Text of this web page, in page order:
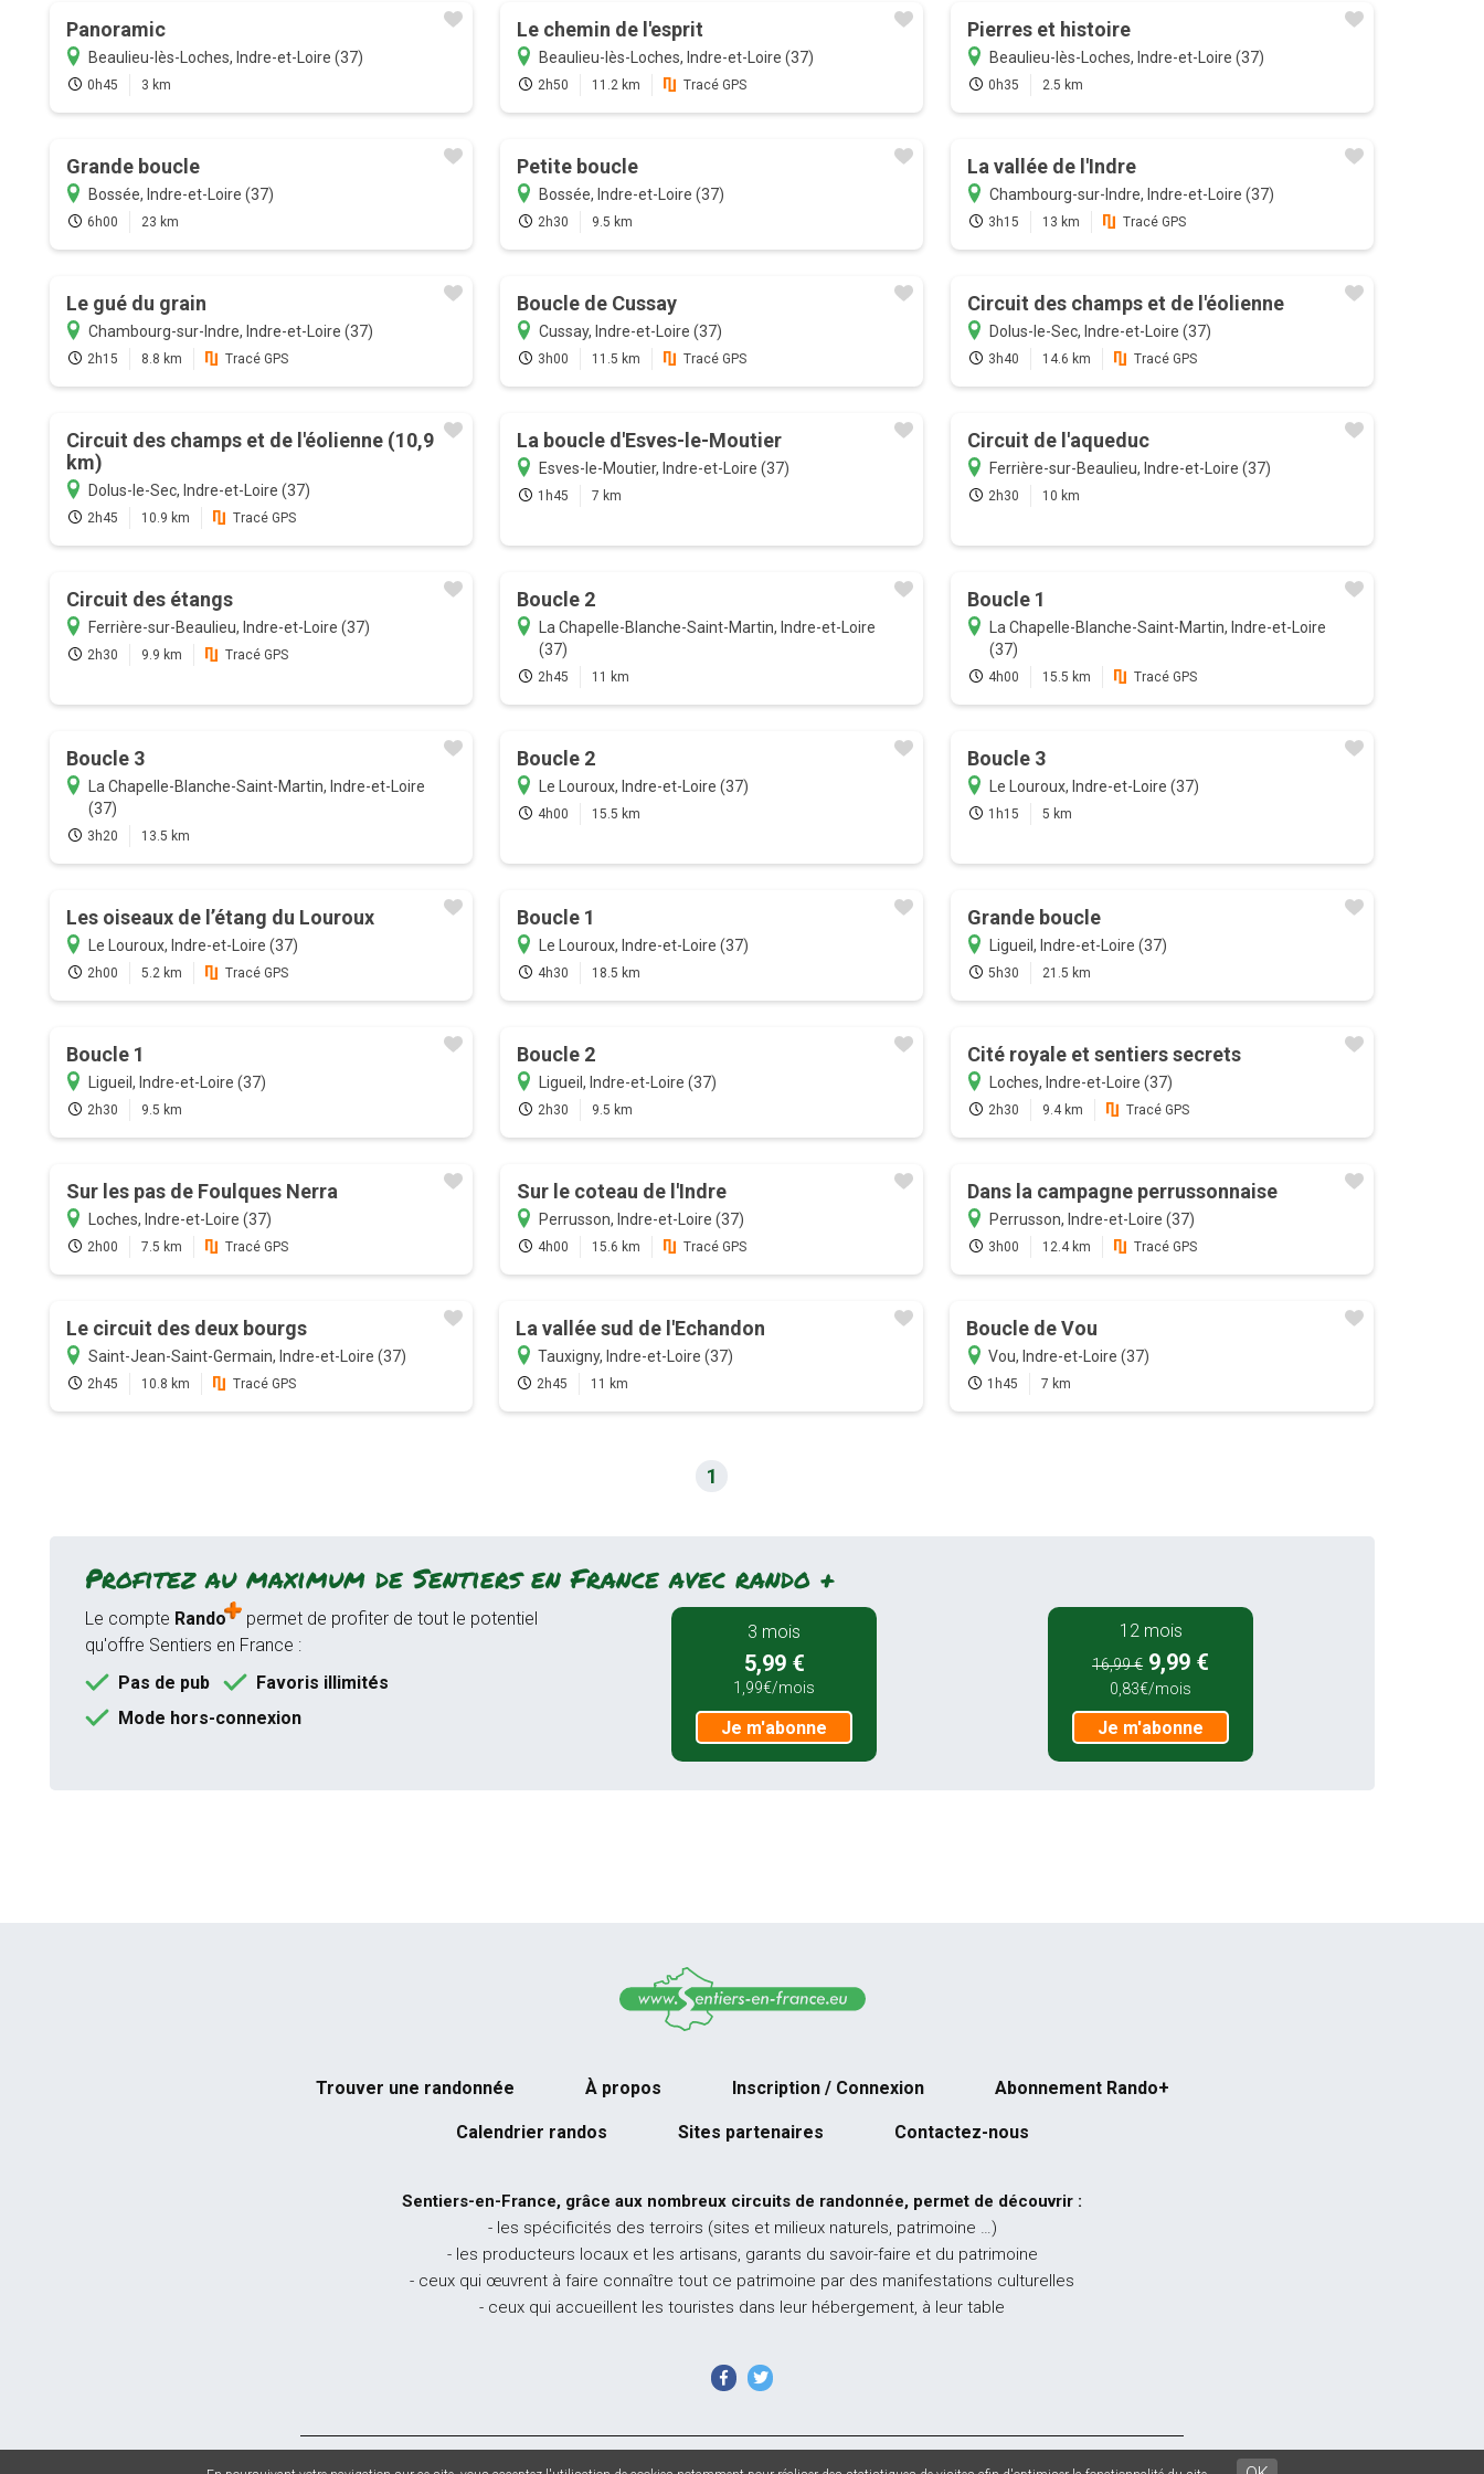
Panoramic
Beaulieu-lès-Loches, Indre-et-Loire (37)
0h45 3 km
Le chemin de l'esprit
Beaulieu-lès-Loches, Indre-et-Loire (37)
2h50 11.2 km Tracé GPS
Pierres et histoire
Beaulieu-lès-Loches, Indre-et-Loire (37)
0h35 2.5 km
Grande boucle
Bossée, Indre-et-Loire (37)
6h00 23 km
Petite boucle
Bossée, Indre-et-Loire (37)
2h30 9.5 km
La vallée de l'Indre
Chambourg-sur-Indre, Indre-et-Loire (37)
3h15 13 km Tracé GPS
Le gué du grain
Chambourg-sur-Indre, Indre-et-Loire (37)
2h15 8.8 km Tracé GPS
Boucle de Cussay
Cussay, Indre-et-Loire (37)
3h00 11.5 km Tracé GPS
Circuit des champs et de l'éolienne
Dolus-le-Sec, Indre-et-Loire (37)
3h40 14.6 km Tracé GPS
Circuit des champs et de l'éolienne (10,9
km)
Dolus-le-Sec, Indre-et-Loire (37)
2h45 10.9 km Tracé GPS
La boucle d'Esves-le-Moutier
Esves-le-Moutier, Indre-et-Loire (37)
1h45 7 km
Circuit de l'aqueduc
Ferrière-sur-Beaulieu, Indre-et-Loire (37)
2h30 10 km
Circuit des étangs
Ferrière-sur-Beaulieu, Indre-et-Loire (37)
2h30 9.9 km Tracé GPS
Boucle 2
La Chapelle-Blanche-Saint-Martin, Indre-et-Loire
(37)
2h45 11 km
Boucle 1
La Chapelle-Blanche-Saint-Martin, Indre-et-Loire
(37)
4h00 15.5 km Tracé GPS
Boucle 3
La Chapelle-Blanche-Saint-Martin, Indre-et-Loire
(37)
3h20 13.5 km
Boucle 2
Le Louroux, Indre-et-Loire (37)
4h00 15.5 km
Boucle 3
Le Louroux, Indre-et-Loire (37)
1h15 5 km
Les oiseaux de l’étang du Louroux
Le Louroux, Indre-et-Loire (37)
2h00 5.2 km Tracé GPS
Boucle 1
Le Louroux, Indre-et-Loire (37)
4h30 18.5 km
Grande boucle
Ligueil, Indre-et-Loire (37)
5h30 21.5 km
Boucle 1
Ligueil, Indre-et-Loire (37)
2h30 9.5 km
Boucle 2
Ligueil, Indre-et-Loire (37)
2h30 9.5 km
Cité royale et sentiers secrets
Loches, Indre-et-Loire (37)
2h30 9.4 km Tracé GPS
Sur les pas de Foulques Nerra
Loches, Indre-et-Loire (37)
2h00 7.5 km Tracé GPS
Sur le coteau de l'Indre
Perrusson, Indre-et-Loire (37)
4h00 15.6 km Tracé GPS
Dans la campagne perrussonnaise
Perrusson, Indre-et-Loire (37)
3h00 12.4 km Tracé GPS
Le circuit des deux bourgs
Saint-Jean-Saint-Germain, Indre-et-Loire (37)
2h45 10.8 km Tracé GPS
La vallée sud de l'Echandon
Tauxigny, Indre-et-Loire (37)
2h45 11 km
Boucle de Vou
Vou, Indre-et-Loire (37)
1h45 7 km
1
Profitez au maximum de Sentiers en France avec rando +
Le compte Rando
permet de profiter de tout le potentiel
qu'offre Sentiers en France :
Pas de pub
Favoris illimités
Mode hors-connexion
3 mois
5,99 €
1,99€/mois
Je m'abonne
12 mois
16,99 € 9,99 €
0,83€/mois
Je m'abonne
Trouver une randonnée À propos Inscription / Connexion Abonnement Rando+
Calendrier randos Sites partenaires Contactez-nous
Sentiers-en-France, grâce aux nombreux circuits de randonnée, permet de découvrir :
- les spécificités des terroirs (sites et milieux naturels, patrimoine …)
- les producteurs locaux et les artisans, garants du savoir-faire et du patrimoine
- ceux qui œuvrent à faire connaître tout ce patrimoine par des manifestations culturelles
- ceux qui accueillent les touristes dans leur hébergement, à leur table
© 2026 Sentiers en France - Tous droits réservés - Photos non contractuelles - Mentions légales - CGV